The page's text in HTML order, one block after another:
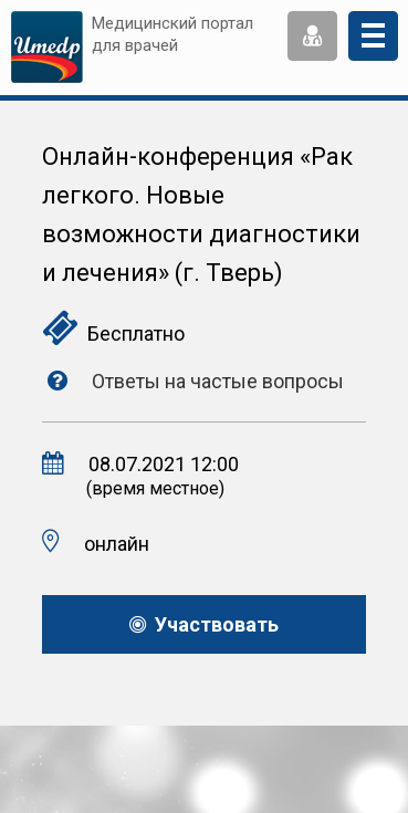
Медицинский портал
для врачей
Онлайн-конференция «Рак
легкого. Новые
возможности диагностики
и лечения» (г. Тверь)
Бесплатно
Ответы на частые вопросы
08.07.2021 12:00
(время местное)
онлайн
Участвовать